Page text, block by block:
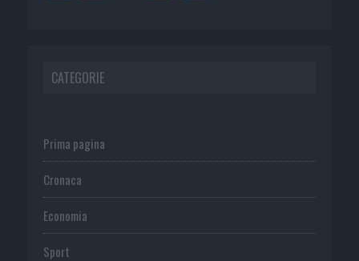
CATEGORIE
Prima pagina
Cronaca
Economia
Sport